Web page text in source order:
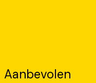
Aanbevolen